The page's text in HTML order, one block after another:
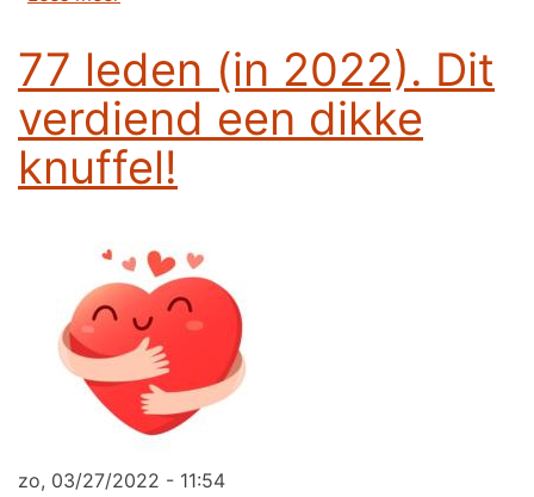
77 leden (in 2022). Dit
verdiend een dikke
knuffel!
zo, 03/27/2022 - 11:54